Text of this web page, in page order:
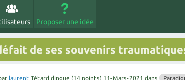
Proposer une idée
de ses souvenirs
laurent Tétard dingue (14 points) 11-Mars-2021 dans